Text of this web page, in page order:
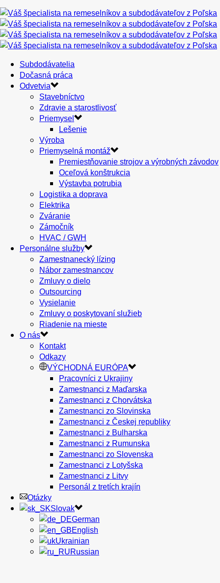
Subdodávatelia
Dočasná práca
Odvetvia
Stavebníctvo
Zdravie a starostlivosť
Priemysel
Lešenie
Výroba
Priemyselná montáž
Premiestňovanie strojov a výrobných závodov
Oceľová konštrukcia
Výstavba potrubia
Logistika a doprava
Elektrika
Zváranie
Zámočník
HVAC / GWH
Personálne služby
Zamestnanecký lízing
Nábor zamestnancov
Zmluvy o dielo
Outsourcing
Vysielanie
Zmluvy o poskytovaní služieb
Riadenie na mieste
O nás
Kontakt
Odkazy
VÝCHODNÁ EURÓPA
Pracovníci z Ukrajiny
Zamestnanci z Maďarska
Zamestnanci z Chorvátska
Zamestnanci zo Slovinska
Zamestnanci z Českej republiky
Zamestnanci z Bulharska
Zamestnanci z Rumunska
Zamestnanci zo Slovenska
Zamestnanci z Lotyšska
Zamestnanci z Litvy
Personál z tretích krajín
Otázky
Slovak
German
English
Ukrainian
Russian